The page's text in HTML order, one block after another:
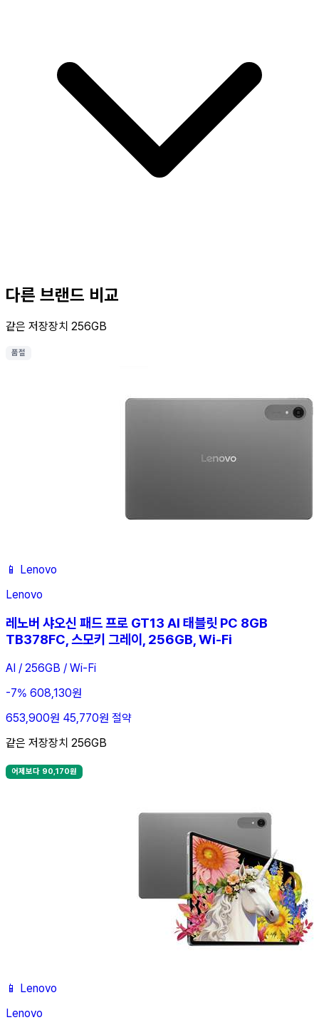
다른 브랜드 비교
같은 저장장치 256GB
품절
📱 Lenovo
Lenovo
레노버 샤오신 패드 프로 GT13 AI 태블릿 PC 8GB
TB378FC, 스모키 그레이, 256GB, Wi-Fi
AI / 256GB / Wi-Fi
-7% 608,130원
653,900원 45,770원 절약
같은 저장장치 256GB
어제보다 90,170원
📱
Lenovo
Lenovo